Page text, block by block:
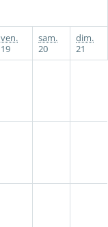
ven.
19
sam.
20
dim.
21